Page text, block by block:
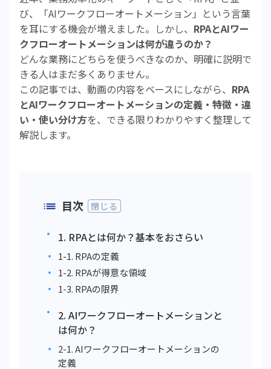
び、「AIワークフローオートメーション」という言葉
を耳にする機会が増えました。しかし、 RPAとAIワー
クフローオートメーションは何が違うのか？
どんな業務にどちらを使うべきなのか、明確に説明で
きる人はまだ多くありません。
この記事では、動画の内容をベースにしながら、 RPA
とAIワークフローオートメーションの定義・特徴・違
い・使い分け方を、できる限りわかりやすく整理して
解説します。
閉じる
目次
1. RPAとは何か？基本をおさらい
1-1. RPAの定義
1-2. RPAが得意な領域
1-3. RPAの限界
2. AIワークフローオートメーションと
は何か？
2-1. AIワークフローオートメーションの
定義